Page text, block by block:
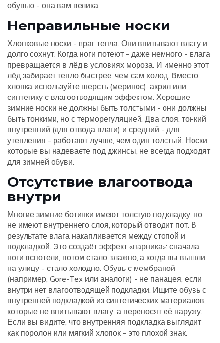
обувью - она вам велика.
Неправильные носки
Хлопковые носки - враг тепла. Они впитывают влагу и
долго сохнут. Когда ноги потеют - даже немного - влага
превращается в лёд в условиях мороза. И именно этот
лёд забирает тепло быстрее, чем сам холод. Вместо
хлопка используйте шерсть (меринос), акрил или
синтетику с влагоотводящим эффектом. Хорошие
зимние носки не должны быть толстыми - они должны
быть тонкими, но с терморегуляцией. Два слоя: тонкий
внутренний (для отвода влаги) и средний - для
утепления - работают лучше, чем один толстый. Носки,
которые вы надеваете под джинсы, не всегда подходят
для зимней обуви.
Отсутствие влагоотвода
внутри
Многие зимние ботинки имеют толстую подкладку, но
не имеют внутреннего слоя, который отводит пот. В
результате влага накапливается между стопой и
подкладкой. Это создаёт эффект «парника»: сначала
ноги вспотели, потом стало влажно, а когда вы вышли
на улицу - стало холодно. Обувь с мембраной
(например, Gore-Tex или аналоги) - не панацея, если
внутри нет влагоотводящей подкладки. Ищите обувь с
внутренней подкладкой из синтетических материалов,
которые не впитывают влагу, а переносят её наружу.
Если вы видите, что внутренняя подкладка выглядит
как поролон или мягкий хлопок - это плохой знак.